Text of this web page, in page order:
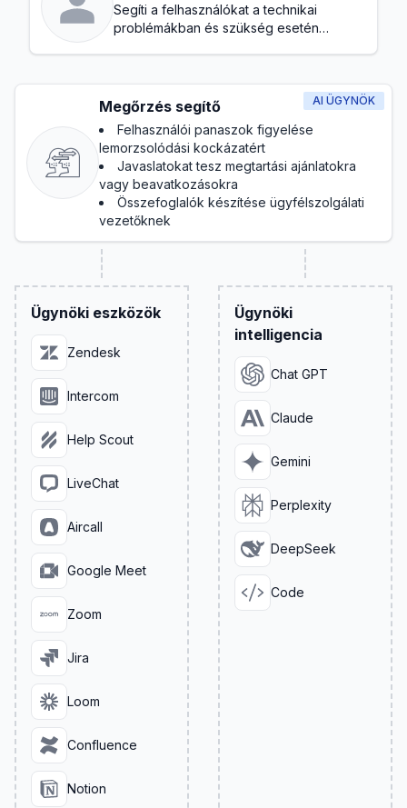
Segíti a felhasználókat a technikai
problémákban és szükség esetén
AI ÜGYNÖK
Megőrzés segítő
Felhasználói panaszok figyelése
lemorzsolódási kockázatért
Javaslatokat tesz megtartási ajánlatokra
vagy beavatkozásokra
Összefoglalók készítése ügyfélszolgálati
vezetőknek
Ügynöki eszközök
Zendesk
Intercom
Help Scout
LiveChat
Aircall
Google Meet
Zoom
Jira
Loom
Confluence
Notion
Ügynöki
intelligencia
Chat GPT
Claude
Gemini
Perplexity
DeepSeek
Code